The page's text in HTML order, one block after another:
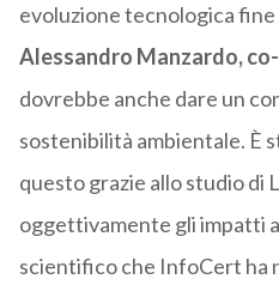
evoluzione tecnologica fine
Alessandro Manzardo,
dovrebbe anche dare un
sostenibilità ambientale. È
questo grazie allo studio di
oggettivamente gli impatti
scientifico che InfoCert ha